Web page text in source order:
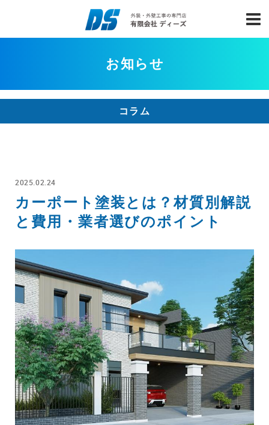
お知らせ
コラム
2025.02.24
カーポート塗装とは？材質別解説
と費用・業者選びのポイント